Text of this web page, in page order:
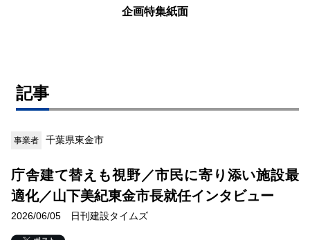
企画特集紙面
記事
事業者 千葉県東金市
庁舎建て替えも視野／市民に寄り添い施設最
適化／山下美紀東金市長就任インタビュー
2026/06/05 日刊建設タイムズ